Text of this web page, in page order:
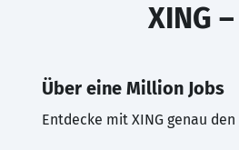
XING
Über eine Million Jobs
Entdecke mit XING genau